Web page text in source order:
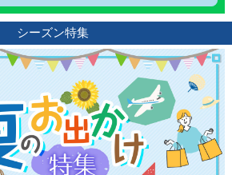
シーズン特集